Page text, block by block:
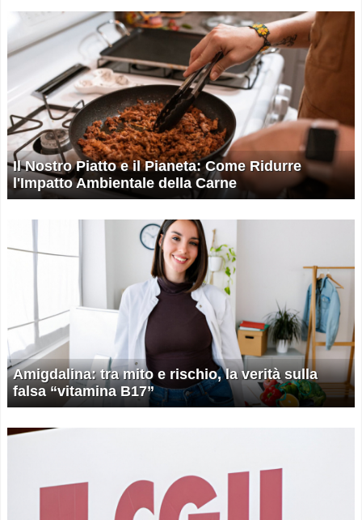
Il Nostro Piatto e il Pianeta: Come Ridurre
l'Impatto Ambientale della Carne
Amigdalina: tra mito e rischio, la verità sulla
falsa “vitamina B17”